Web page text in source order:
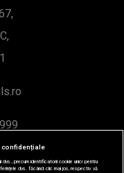
confidențiale
precum identificatorii cookie unici pentru
dvs. făcând clic mai jos, respectiv vă